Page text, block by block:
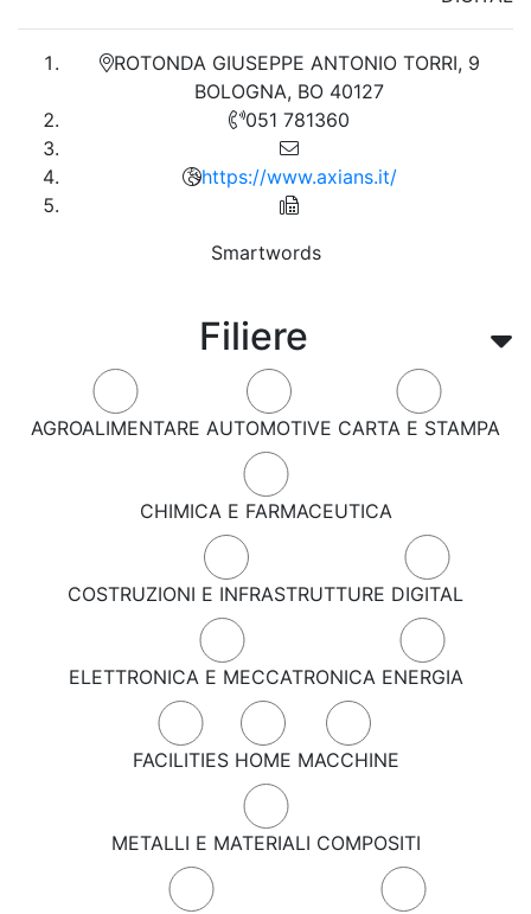
Filiere
AGROALIMENTARE AUTOMOTIVE CARTA E STAMPA
CHIMICA E FARMACEUTICA
COSTRUZIONI E INFRASTRUTTURE DIGITAL
ELETTRONICA E MECCATRONICA ENERGIA
FACILITIES HOME MACCHINE
METALLI E MATERIALI COMPOSITI
ROTONDA GIUSEPPE ANTONIO TORRI, 9
BOLOGNA, BO 40127
051 781360
https://www.axians.it/
Smartwords